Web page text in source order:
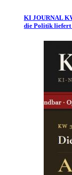
KI JOURNAL
die Politik liefert